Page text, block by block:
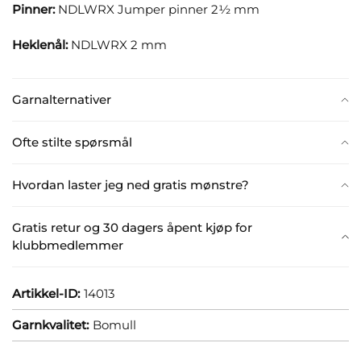
Garnalternativer
Ofte stilte spørsmål
Hvordan laster jeg ned gratis mønstre?
Gratis retur og 30 dagers åpent kjøp for
klubbmedlemmer
Pinner:NDLWRX Jumper pinner 2½ mm
Heklenål:NDLWRX 2 mm
Artikkel-ID: 14013
Garnkvalitet: Bomull